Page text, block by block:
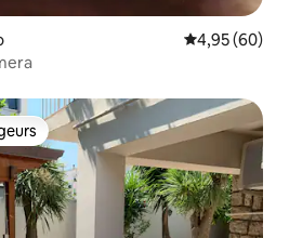
Évaluation
4,95 (60)
les plus appréciés